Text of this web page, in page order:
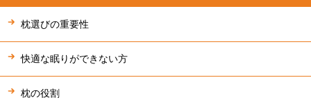
枕選びの重要性
快適な眠りができない方
枕の役割